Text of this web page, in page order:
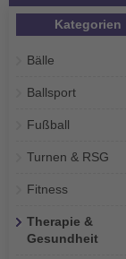
Kategorien
Bälle
Ballsport
Fußball
Turnen & RSG
Fitness
Therapie &
Gesundheit